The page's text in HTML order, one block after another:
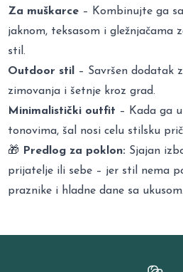
Za muškarce – Kombinujte ga
jaknom, teksasom i gležnjačama
stil.
Outdoor stil
– Savršen dodatak
zimovanja i šetnje kroz grad.
Minimalistički outfit – Kada ga
tonovima, šal nosi celu stilsku
🎁
Predlog za poklon: Sjajan
prijatelje ili sebe – jer stil nema
praznike i hladne dane sa ukusom.